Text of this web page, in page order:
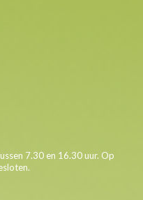
7.30 en 16.30 uur. Op